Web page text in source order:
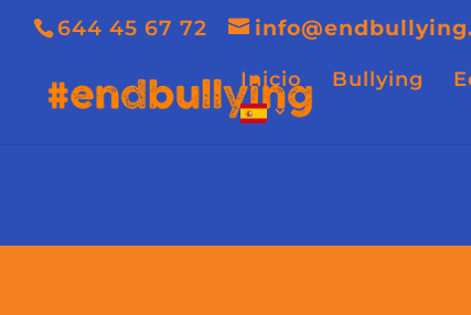
644 45 67 72
Inicio Bullying